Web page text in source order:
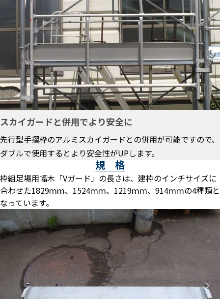
スカイガードと併用でより安全に
先行型手摺枠のアルミスカイガードとの併用が可能ですので、
ダブルで使用するとより安全性がUPします。
規 格
枠組足場用幅木「Vガード」の長さは、建枠のインチサイズに
合わせた1829ｍｍ、1524ｍｍ、1219ｍｍ、914ｍｍの4種類と
なっています。